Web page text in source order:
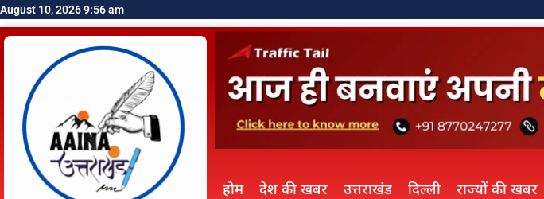
August 10, 2026 9:56 am
होम देश की खबर उत्तराखंड दिल्ली राज्यों की खबर